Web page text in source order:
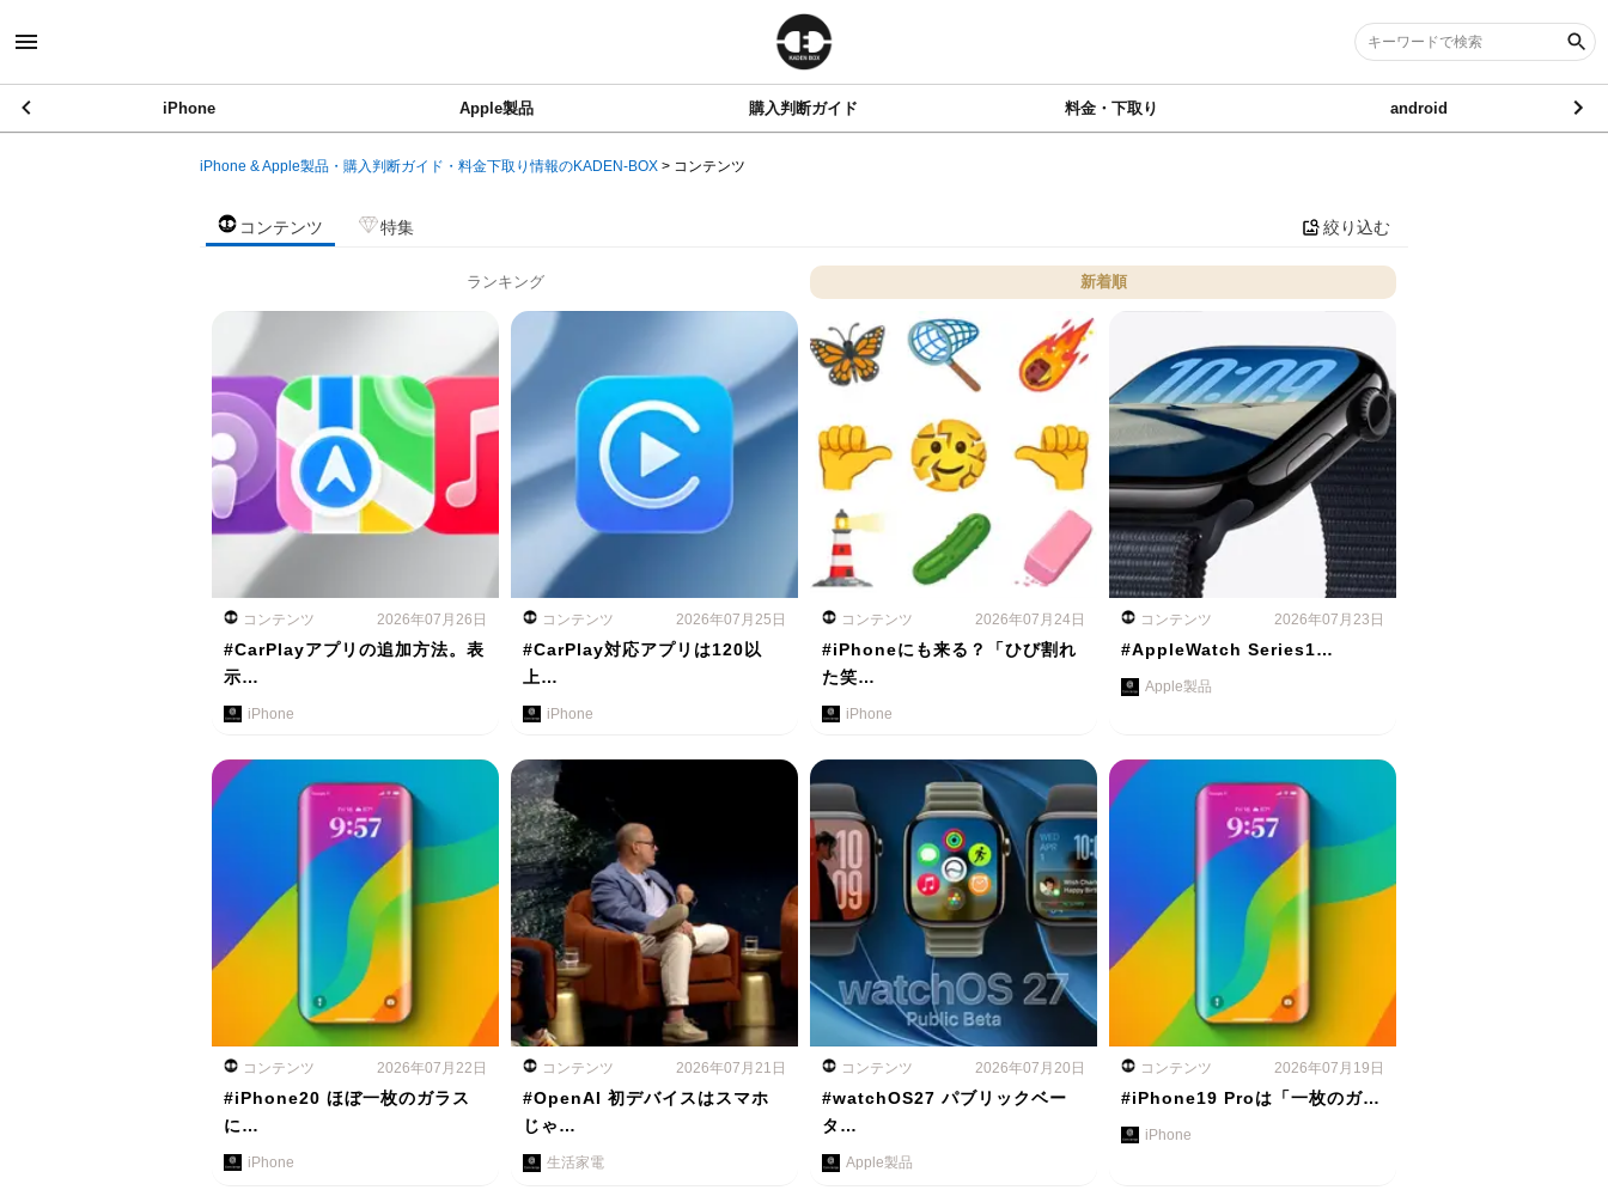
iPhone Apple製品 購入判断ガイド 料金・下取り android
iPhone & Apple製品・購入判断ガイド・料金下取り情報のKADEN-BOX > コンテンツ
コンテンツ 特集 絞り込む
ランキング 新着順
コンテンツ 2026年07月26日
#CarPlayアプリの追加方法。表
示…
iPhone
コンテンツ 2026年07月25日
#CarPlay対応アプリは120以
上…
iPhone
コンテンツ 2026年07月24日
#iPhoneにも来る？「ひび割れ
た笑…
iPhone
コンテンツ 2026年07月23日
#AppleWatch Series1…
Apple製品
コンテンツ 2026年07月22日
#iPhone20 ほぼ一枚のガラス
に…
iPhone
コンテンツ 2026年07月21日
#OpenAI 初デバイスはスマホ
じゃ…
生活家電
コンテンツ 2026年07月20日
#watchOS27 パブリックベー
タ…
Apple製品
コンテンツ 2026年07月19日
#iPhone19 Proは「一枚のガ…
iPhone